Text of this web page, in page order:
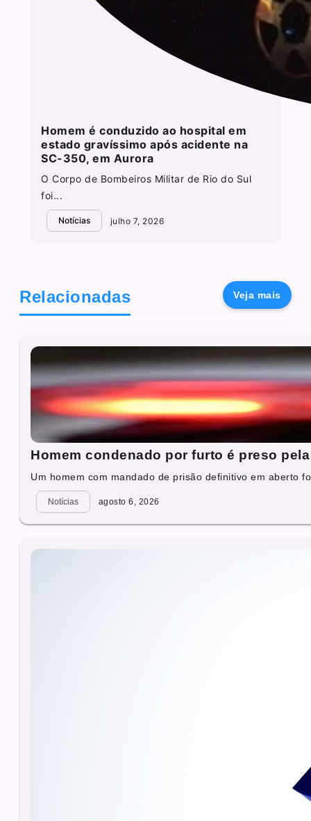
Homem é conduzido ao hospital em
estado gravíssimo após acidente na
SC-350, em Aurora
O Corpo de Bombeiros Militar de Rio do Sul
foi...
Notícias julho 7, 2026
Relacionadas Veja mais
Homem condenado por furto é preso
Um homem com mandado de prisão definitivo em aberto
Notícias agosto 6, 2026